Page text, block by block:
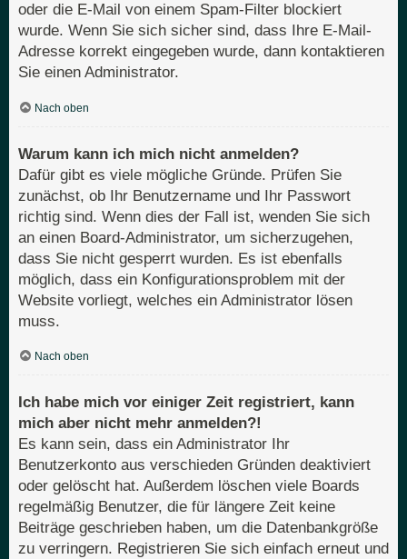
oder die E-Mail von einem Spam-Filter blockiert
wurde. Wenn Sie sich sicher sind, dass Ihre E-Mail-
Adresse korrekt eingegeben wurde, dann kontaktieren
Sie einen Administrator.
Nach oben
Warum kann ich mich nicht anmelden?
Dafür gibt es viele mögliche Gründe. Prüfen Sie
zunächst, ob Ihr Benutzername und Ihr Passwort
richtig sind. Wenn dies der Fall ist, wenden Sie sich
an einen Board-Administrator, um sicherzugehen,
dass Sie nicht gesperrt wurden. Es ist ebenfalls
möglich, dass ein Konfigurationsproblem mit der
Website vorliegt, welches ein Administrator lösen
muss.
Nach oben
Ich habe mich vor einiger Zeit registriert, kann
mich aber nicht mehr anmelden?!
Es kann sein, dass ein Administrator Ihr
Benutzerkonto aus verschieden Gründen deaktiviert
oder gelöscht hat. Außerdem löschen viele Boards
regelmäßig Benutzer, die für längere Zeit keine
Beiträge geschrieben haben, um die Datenbankgröße
zu verringern. Registrieren Sie sich einfach erneut und